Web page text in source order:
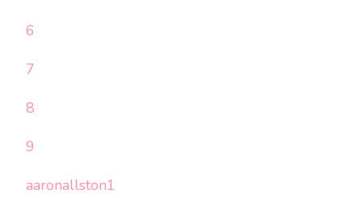
6
7
8
9
aaronallston1